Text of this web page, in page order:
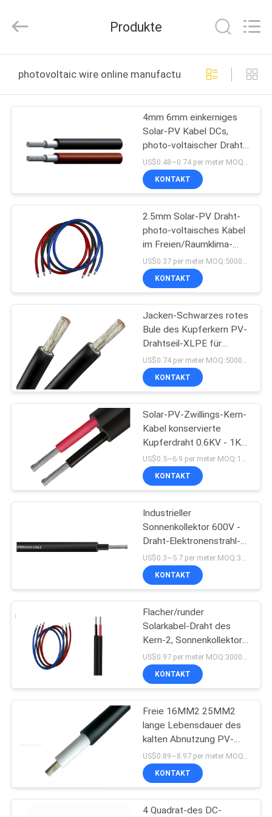
PRODUKTE
VIDEOS
SHOW
ÜBER
FABRIK
QUALITÄTSKONTROLLE
KONTAKT
NACHRICHTEN
BLOG
NEWS
SITEMAP
DATENSCHUTZRICHTLINIE
(Group)
Rights
Produkte
photovoltaic wire online manufacture
4mm 6mm einkerniges
Solar-PV Kabel DCs,
photo-voltaischer Draht
Eco freundlich
US$0.48~0.74 per meter MOQ:3000Meter
KONTAKT
2.5mm Solar-PV Draht-
photo-voltaisches Kabel
im Freien/Raumklima-
Widerstand
KONTAKT
Jacken-Schwarzes rotes
Bule des Kupferkern PV-
Drahtseil-XLPE für
Solarenergie-System
KONTAKT
Solar-PV-Zwillings-Kern-
Kabel konservierte
Kupferdraht 0.6KV - 1KV
für photo-voltaisches
Kraftwerk
US$0.5~6.9 per meter MOQ:1500meter
KONTAKT
Industrieller
Sonnenkollektor 600V -
Draht-Elektronenstrahl-
Kreuz 1000V PV verband
Polyolefin-Isolierung
US$0.3~5.7 per meter MOQ:3000Meter
KONTAKT
Flacher/runder
Solarkabel-Draht des
Kern-2, Sonnenkollektor-
Kabel Pantone-
Isolierungs-Farbe
KONTAKT
Freie 16MM2 25MM2
lange Lebensdauer des
kalten Abnutzung PV-
Solarkabel-Halogen-
KONTAKT
4 Quadrat-des DC-